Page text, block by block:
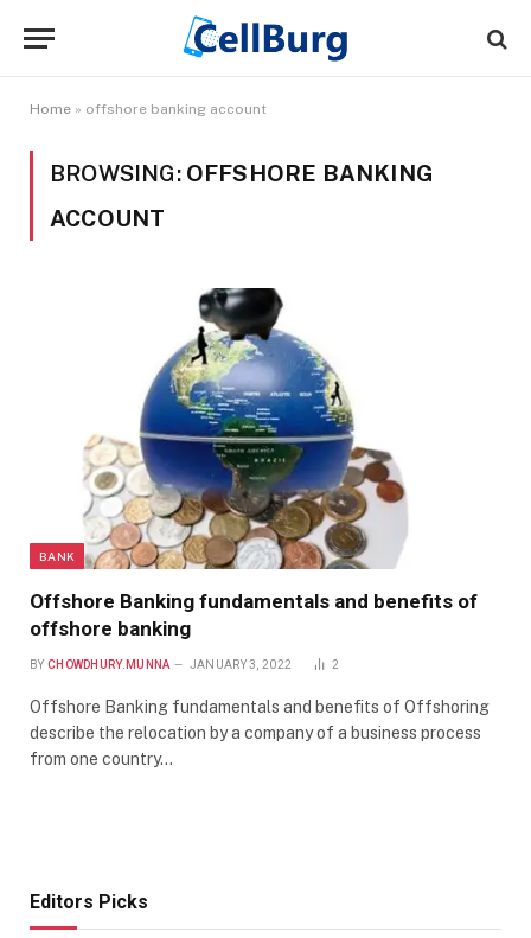
Home » offshore banking account
BROWSING: OFFSHORE BANKING
ACCOUNT
BANK
Offshore Banking fundamentals and benefits of
offshore banking
BY CHOWDHURY.MUNNA JANUARY 3, 2022 2
Offshore Banking fundamentals and benefits of Offshoring
describe the relocation by a company of a business process
from one country…
Editors Picks